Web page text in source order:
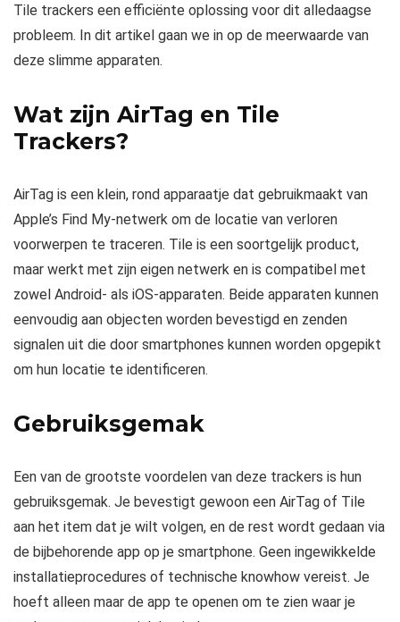
Tile trackers een efficiënte oplossing voor dit alledaagse
probleem. In dit artikel gaan we in op de meerwaarde van
deze slimme apparaten.
Wat zijn AirTag en Tile
Trackers?
AirTag is een klein, rond apparaatje dat gebruikmaakt van
Apple’s Find My-netwerk om de locatie van verloren
voorwerpen te traceren. Tile is een soortgelijk product,
maar werkt met zijn eigen netwerk en is compatibel met
zowel Android- als iOS-apparaten. Beide apparaten kunnen
eenvoudig aan objecten worden bevestigd en zenden
signalen uit die door smartphones kunnen worden opgepikt
om hun locatie te identificeren.
Gebruiksgemak
Een van de grootste voordelen van deze trackers is hun
gebruiksgemak. Je bevestigt gewoon een AirTag of Tile
aan het item dat je wilt volgen, en de rest wordt gedaan via
de bijbehorende app op je smartphone. Geen ingewikkelde
installatieprocedures of technische knowhow vereist. Je
hoeft alleen maar de app te openen om te zien waar je